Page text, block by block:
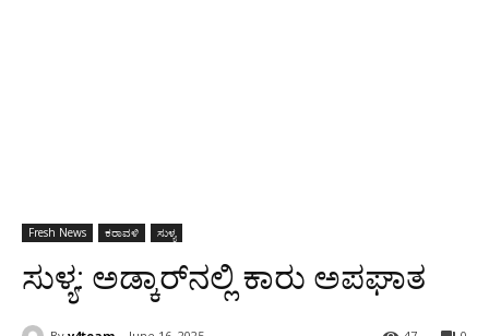
Fresh News ಕರಾವಳಿ ಸುಳ್ಯ
ಸುಳ್ಯ: ಅಡ್ಕಾರ್‌ನಲ್ಲಿ ಕಾರು ಅಪಘಾತ